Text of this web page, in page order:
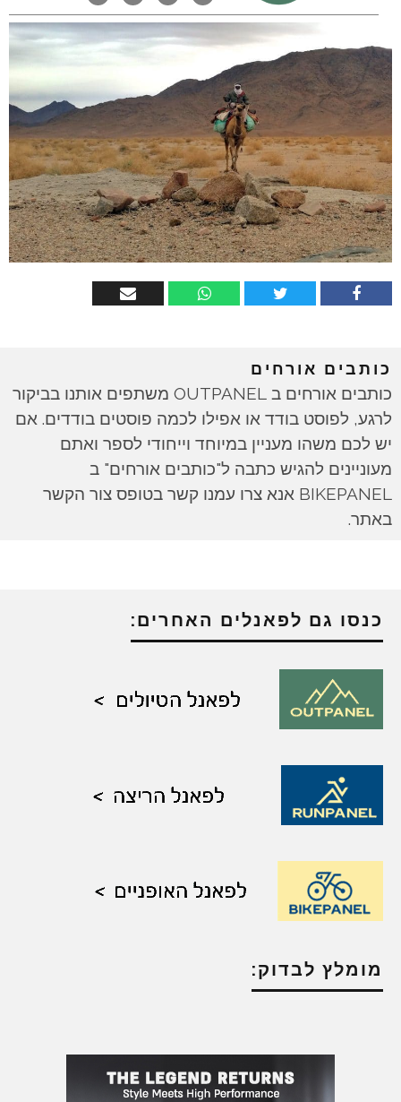
כותבים אורחים
כותבים אורחים ב OUTPANEL משתפים אותנו בביקור
לרגע, לפוסט בודד או אפילו לכמה פוסטים בודדים. אם
יש לכם משהו מעניין במיוחד וייחודי לספר ואתם
מעוניינים להגיש כתבה ל"כותבים אורחים" ב
BIKEPANEL אנא צרו עמנו קשר בטופס צור הקשר
באתר.
כנסו גם לפאנלים האחרים:
מומלץ לבדוק: